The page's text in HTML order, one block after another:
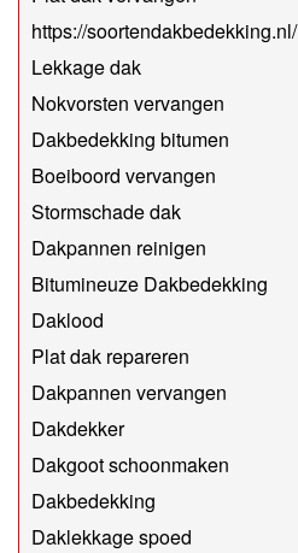
https://soortendakbedekking.nl/
Lekkage dak
Nokvorsten vervangen
Dakbedekking bitumen
Boeiboord vervangen
Stormschade dak
Dakpannen reinigen
Bitumineuze Dakbedekking
Daklood
Plat dak repareren
Dakpannen vervangen
Dakdekker
Dakgoot schoonmaken
Dakbedekking
Daklekkage spoed